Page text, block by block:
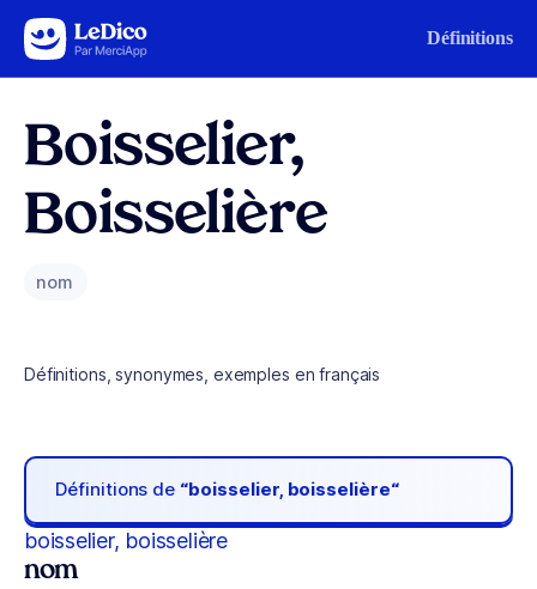
Aller au contenu Définitions
Boisselier,
Boisselière
nom
Définitions, synonymes, exemples en français
Définitions de “boisselier, boisselière“
boisselier, boisselière
nom